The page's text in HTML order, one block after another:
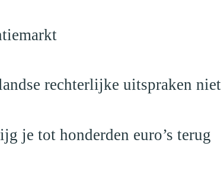
rechterlijke uitspraken niet
je tot honderden euro’s terug